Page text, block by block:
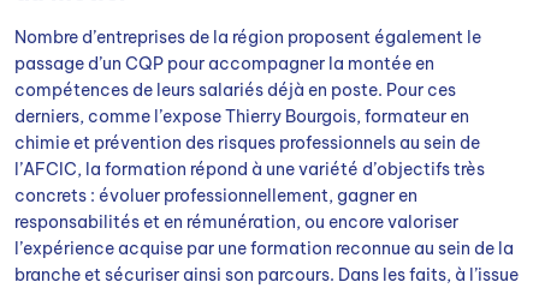
Nombre d’entreprises de la région proposent également le
passage d’un CQP pour accompagner la montée en
compétences de leurs salariés déjà en poste. Pour ces
derniers, comme l’expose Thierry Bourgois, formateur en
chimie et prévention des risques professionnels au sein de
l’AFCIC, la formation répond à une variété d’objectifs très
concrets : évoluer professionnellement, gagner en
responsabilités et en rémunération, ou encore valoriser
l’expérience acquise par une formation reconnue au sein de la
branche et sécuriser ainsi son parcours. Dans les faits, à l’issue